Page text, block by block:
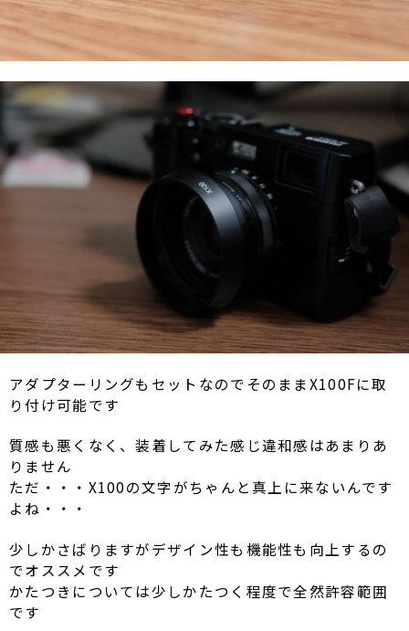
アダプターリングもセットなのでそのままX100Fに取
り付け可能です
質感も悪くなく、装着してみた感じ違和感はあまりあ
りません
ただ・・・X100の文字がちゃんと真上に来ないんです
よね・・・
少しかさばりますがデザイン性も機能性も向上するの
でオススメです
かたつきについては少しかたつく程度で全然許容範囲
です